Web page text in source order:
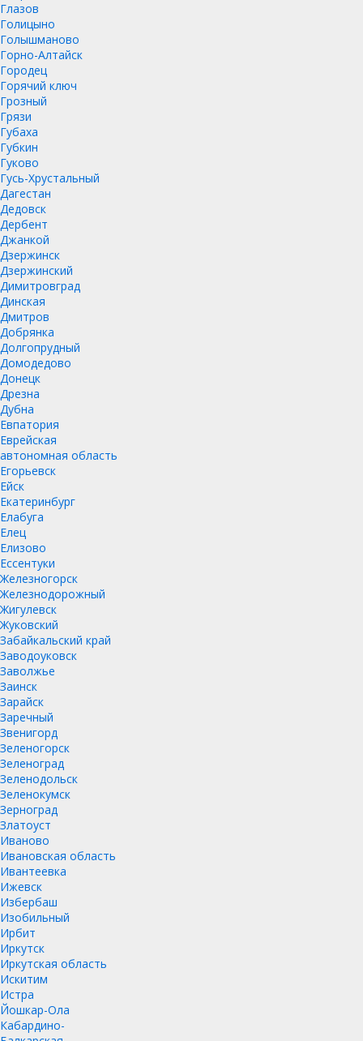
Глазов
Голицыно
Голышманово
Горно-Алтайск
Городец
Горячий ключ
Грозный
Грязи
Губаха
Губкин
Гуково
Гусь-Хрустальный
Дагестан
Дедовск
Дербент
Джанкой
Дзержинск
Дзержинский
Димитровград
Динская
Дмитров
Добрянка
Долгопрудный
Домодедово
Донецк
Дрезна
Дубна
Евпатория
Еврейская
автономная область
Егорьевск
Ейск
Екатеринбург
Елабуга
Елец
Елизово
Ессентуки
Железногорск
Железнодорожный
Жигулевск
Жуковский
Забайкальский край
Заводоуковск
Заволжье
Заинск
Зарайск
Заречный
Звенигорд
Зеленогорск
Зеленоград
Зеленодольск
Зеленокумск
Зерноград
Златоуст
Иваново
Ивановская область
Ивантеевка
Ижевск
Избербаш
Изобильный
Ирбит
Иркутск
Иркутская область
Искитим
Истра
Йошкар-Ола
Кабардино-